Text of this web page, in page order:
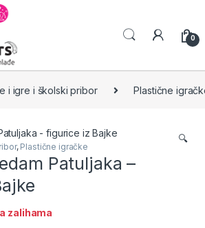
0
i igre i školski pribor Plastične
🔍
, Plastične igračke
Patuljaka –
zalihama